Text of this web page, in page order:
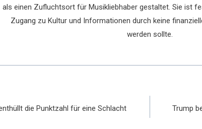
als einen Zufluchtsort für Musikliebhaber gestaltet. Sie ist
Zugang zu Kultur und Informationen durch keine
werden sollte.
die Punktzahl für eine Schlacht
Trump